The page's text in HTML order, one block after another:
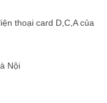
thoại card D,C,A của
Nội